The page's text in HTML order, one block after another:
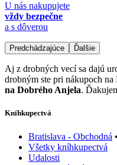
U nás nakupujete
vždy bezpečne
a s dôverou
Predchádzajúce Ďalšie
Aj z drobných vecí sa dajú
drobným ste pri nákupoch
na Dobrého Anjela.
Kníhkupectvá
Bratislava - Obchodná
Všetky kníhkupectvá
Udalosti